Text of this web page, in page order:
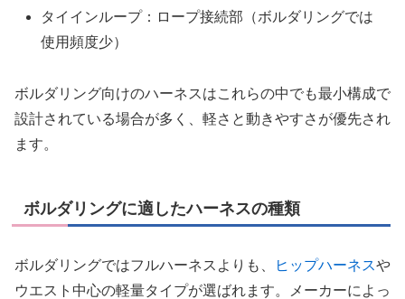
タイインループ：ロープ接続部（ボルダリングでは
使用頻度少）
ボルダリング向けのハーネスはこれらの中でも最小構成で
設計されている場合が多く、軽さと動きやすさが優先され
ます。
ボルダリングに適したハーネスの種類
ボルダリングではフルハーネスよりも、 ヒップハーネスや
ウエスト中心の軽量タイプが選ばれます。メーカーによっ